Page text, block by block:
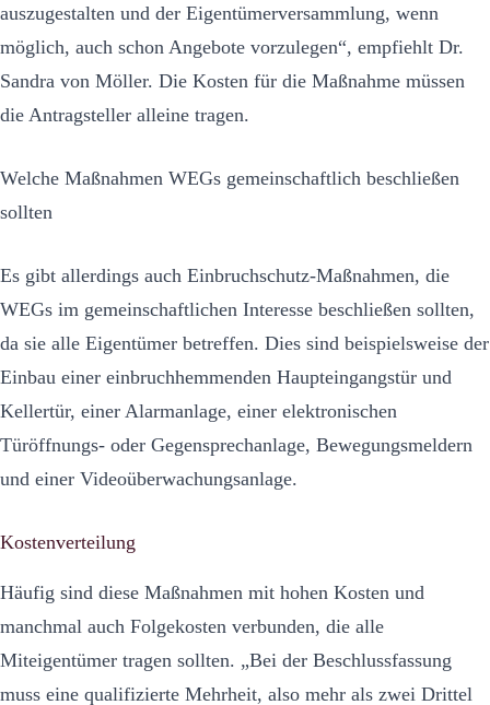
auszugestalten und der Eigentümerversammlung, wenn
möglich, auch schon Angebote vorzulegen“, empfiehlt Dr.
Sandra von Möller. Die Kosten für die Maßnahme müssen
die Antragsteller alleine tragen.
Welche Maßnahmen WEGs gemeinschaftlich beschließen
sollten
Es gibt allerdings auch Einbruchschutz-Maßnahmen, die
WEGs im gemeinschaftlichen Interesse beschließen sollten,
da sie alle Eigentümer betreffen. Dies sind beispielsweise der
Einbau einer einbruchhemmenden Haupteingangstür und
Kellertür, einer Alarmanlage, einer elektronischen
Türöffnungs- oder Gegensprechanlage, Bewegungsmeldern
und einer Videoüberwachungsanlage.
Kostenverteilung
Häufig sind diese Maßnahmen mit hohen Kosten und
manchmal auch Folgekosten verbunden, die alle
Miteigentümer tragen sollten. „Bei der Beschlussfassung
muss eine qualifizierte Mehrheit, also mehr als zwei Drittel